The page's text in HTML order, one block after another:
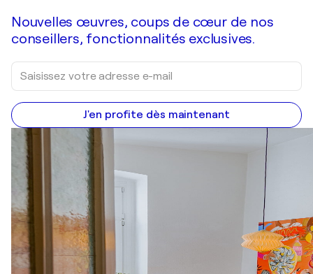
Nouvelles œuvres, coups de cœur de nos
conseillers, fonctionnalités exclusives.
J'en profite dès maintenant